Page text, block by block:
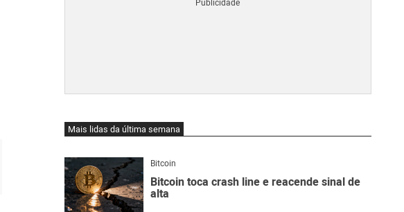
Mais lidas da última semana
Bitcoin
Bitcoin toca crash line e reacende sinal de
alta